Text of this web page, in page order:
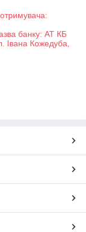
банку: АТ КБ
Кожедуба,